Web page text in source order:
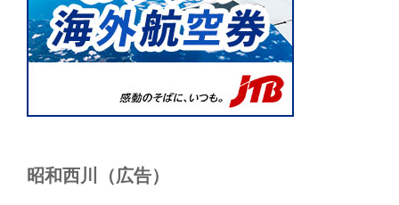
昭和西川（広告）